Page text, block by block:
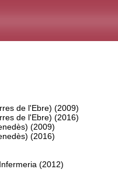
de l'Ebre) (2009)
de l'Ebre) (2016)
(2009)
(2016)
(2012)